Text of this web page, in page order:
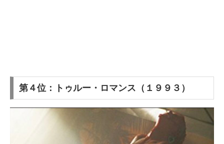
第４位：トゥルー・ロマンス（１９９３）